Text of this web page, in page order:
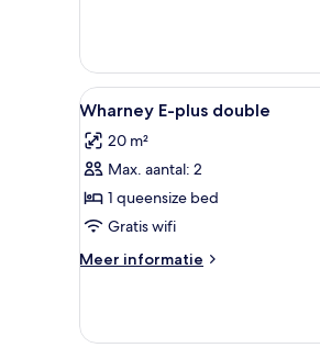
kamer,
twee-
2
eenpersoonsbedden
Alle
foto's
voor
Wharney
E-
plus
double
laden
4
Wharney E-plus double
20 m²
Max. aantal: 2
1 queensize bed
Gratis wifi
Meer informatie
Meer
E-